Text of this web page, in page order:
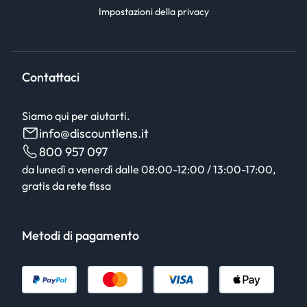
Impostazioni della privacy
Contattaci
Siamo qui per aiutarti.
info@discountlens.it
800 957 097
da lunedì a venerdì dalle 08:00-12:00 / 13:00-17:00,
gratis da rete fissa
Metodi di pagamento